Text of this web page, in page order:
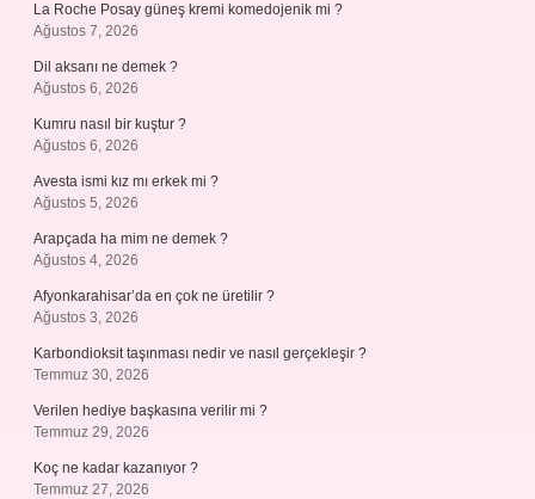
La Roche Posay güneş kremi komedojenik mi ?
Ağustos 7, 2026
Dil aksanı ne demek ?
Ağustos 6, 2026
Kumru nasıl bir kuştur ?
Ağustos 6, 2026
Avesta ismi kız mı erkek mi ?
Ağustos 5, 2026
Arapçada ha mim ne demek ?
Ağustos 4, 2026
Afyonkarahisar’da en çok ne üretilir ?
Ağustos 3, 2026
Karbondioksit taşınması nedir ve nasıl gerçekleşir ?
Temmuz 30, 2026
Verilen hediye başkasına verilir mi ?
Temmuz 29, 2026
Koç ne kadar kazanıyor ?
Temmuz 27, 2026